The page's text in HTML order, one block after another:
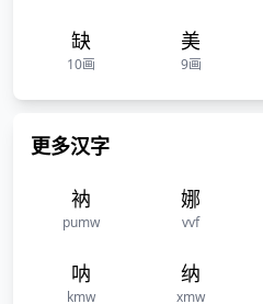
缺
10画
美
9画
更多汉字
衲
pumw
娜
vvf
呐
kmw
纳
xmw